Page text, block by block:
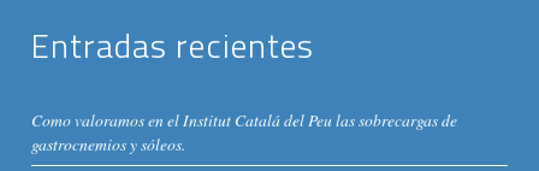
Entradas recientes
Como valoramos en el Institut Catalá del Peu las sobrecargas de
gastrocnemios y sóleos.